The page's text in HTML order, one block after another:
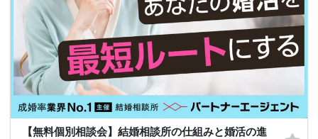
【無料個別相談会】結婚相談所の仕組みと婚活の進